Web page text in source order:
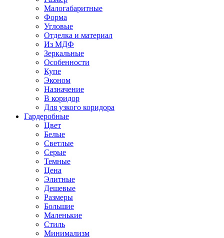
Малогабаритные
Форма
Угловые
Отделка и материал
Из МДФ
Зеркальные
Особенности
Купе
Эконом
Назначение
В коридор
Для узкого коридора
Гардеробные
Цвет
Белые
Светлые
Серые
Темные
Цена
Элитные
Дешевые
Размеры
Большие
Маленькие
Стиль
Минимализм